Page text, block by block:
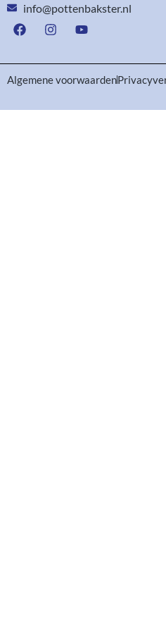
info@pottenbakster.nl
Algemene voorwaarden